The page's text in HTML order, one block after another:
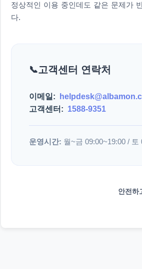
정상적인 이용 중인데도 같은 문제가
다.
고객센터 연락처
이메일:
고객센터: 1588-9351
운영시간: 월~금 09:00~19:00 / 토
안전하